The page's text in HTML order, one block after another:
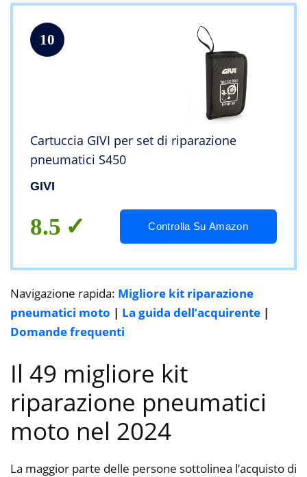
10
Cartuccia GIVI per set di riparazione
pneumatici S450
GIVI
8.5 Controlla Su Amazon
Navigazione rapida: Migliore kit riparazione
pneumatici moto | La guida dell’acquirente |
Domande frequenti
Il 49 migliore kit
riparazione pneumatici
moto nel 2024
La maggior parte delle persone sottolinea l’acquisto di